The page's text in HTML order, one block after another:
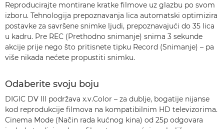
Reproducirajte montirane kratke filmove uz glazbu po svom
izboru. Tehnologija prepoznavanja lica automatski optimizira
postavke za savršene snimke ljudi, prepoznavajući do 35 lica
u kadru. Pre REC (Prethodno snimanje) snima 3 sekunde
akcije prije nego što pritisnete tipku Record (Snimanje) – pa
više nikada nećete propustiti snimku.
Odaberite svoju boju
DIGIC DV III podržava x.v.Color – za dublje, bogatije nijanse
kod reprodukcije filmova na kompatibilnim HD televizorima.
Cinema Mode (Način rada kućnog kina) od 25p odgovara